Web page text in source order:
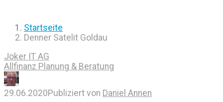
Startseite
Denner Satelit Goldau
Joker IT AG
Allfinanz Planung & Beratung
29.06.2020Publiziert von Daniel Annen